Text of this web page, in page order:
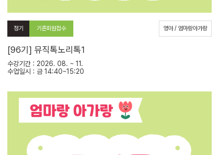
정기 기존회원접수 영아 / 엄마랑아가랑
[96기] 뮤직톡노리톡1
수강기간 : 2026. 08. ~ 11.
수업일시 : 금 14:40~15:20